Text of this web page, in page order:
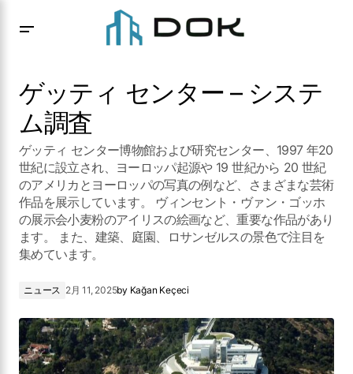
ゲッティ センター – システ
ム調査
ゲッティ センター博物館および研究センター、1997 年20
世紀に設立され、ヨーロッパ起源や 19 世紀から 20 世紀
のアメリカとヨーロッパの写真の例など、さまざまな芸術
作品を展示しています。 ヴィンセント・ヴァン・ゴッホ
の展示会小麦粉のアイリスの絵画など、重要な作品があり
ます。 また、建築、庭園、ロサンゼルスの景色で注目を
集めています。
ニュース 2月 11, 2025by Kağan Keçeci